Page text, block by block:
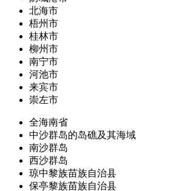
北海市
梧州市
桂林市
柳州市
南宁市
河池市
来宾市
崇左市
全海南省
中沙群岛的岛礁及其海域
南沙群岛
西沙群岛
琼中黎族苗族自治县
保亭黎族苗族自治县